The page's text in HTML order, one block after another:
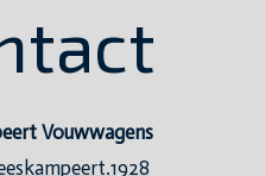
Vouwwagens